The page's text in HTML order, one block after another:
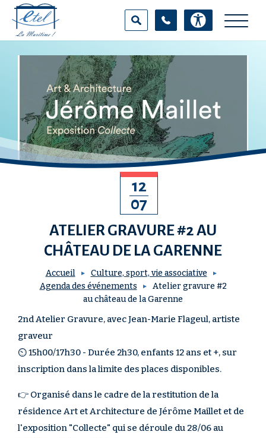
Aller
contenu
principal
12
07
ATELIER GRAVURE #2 AU
CHÂTEAU DE LA GARENNE
Accueil
Culture, sport, vie associative
Agenda des événements
Atelier gravure #2
au château de la Garenne
2nd Atelier Gravure, avec Jean-Marie Flageul, artiste
graveur
⏲ 15h00/17h30 - Durée 2h30, enfants 12 ans et +, sur
inscription dans la limite des places disponibles.
👉 Organisé dans le cadre de la restitution de la
résidence Art et Architecture de Jérôme Maillet et de
l'exposition "Collecte" qui se déroule du 28/06 au
RECHERCHER SUR LE SITE
Panneau de gestion des cookies